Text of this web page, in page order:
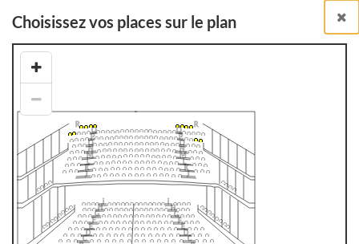
Billetterie en ligne
Billets à l'unité
RETOUR À LA LISTE DES SPECTACLES
Choisissez vos places sur le plan